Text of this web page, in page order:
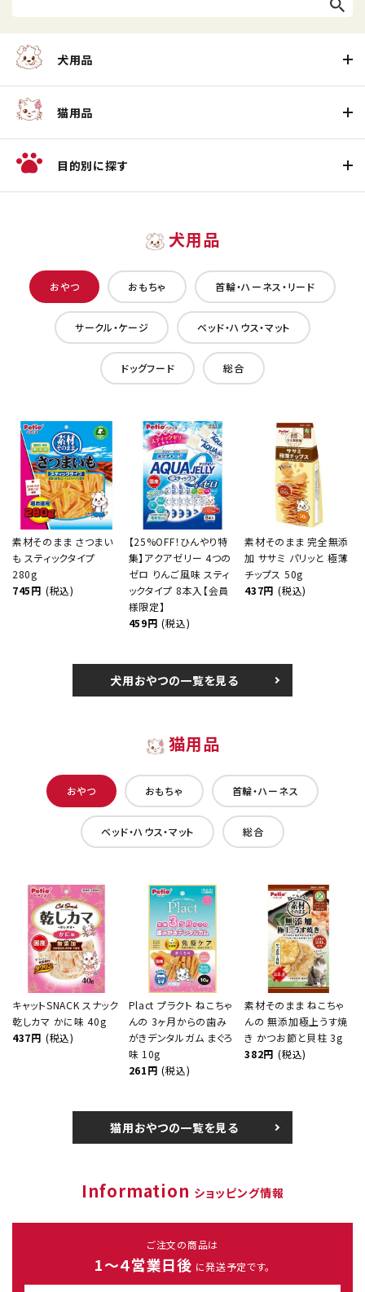
犬用品
猫用品
目的別に探す
犬用品
おやつ おもちゃ 首輪・ハーネス・リード
サークル・ケージ ベッド・ハウス・マット
ドッグフード 総合
素材そのまま さつまい
も スティックタイプ
280g
745円 (税込)
【25%OFF！ひんやり特
集】アクアゼリー 4つの
ゼロ りんご風味 スティ
ックタイプ 8本入【会員
様限定】
459円 (税込)
素材そのまま 完全無添
加 ササミ パリッと 極薄
チップス 50g
437円 (税込)
犬用おやつの一覧を見る
猫用品
おやつ おもちゃ 首輪・ハーネス
ベッド・ハウス・マット 総合
キャットSNACK スナック
乾しカマ かに味 40g
437円 (税込)
Plact プラクト ねこちゃ
んの 3ヶ月からの歯み
がきデンタルガム まぐろ
味 10g
261円 (税込)
素材そのまま ねこちゃ
んの 無添加極上うす焼
き かつお節と貝柱 3g
382円 (税込)
猫用おやつの一覧を見る
Information ショッピング情報
ご注文の商品は
1～４営業日後 に発送予定です。